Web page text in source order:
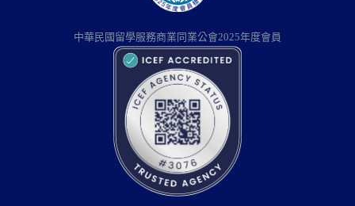
中華民國留學服務商業同業公會2025年度會員